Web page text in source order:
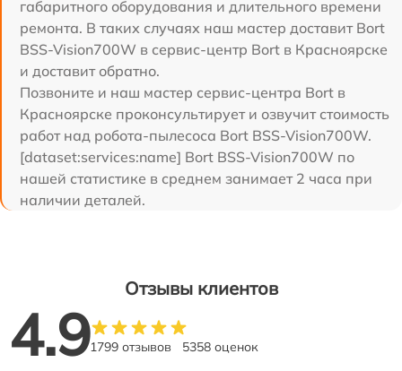
габаритного оборудования и длительного времени
ремонта. В таких случаях наш мастер доставит Bort
BSS-Vision700W в сервис-центр Bort в Красноярске
и доставит обратно.
Позвоните и наш мастер сервис-центра Bort в
Красноярске проконсультирует и озвучит стоимость
работ над робота-пылесоса Bort BSS-Vision700W.
[dataset:services:name] Bort BSS-Vision700W по
нашей статистике в среднем занимает 2 часа при
наличии деталей.
Отзывы клиентов
4.91799 отзывов 5358 оценок